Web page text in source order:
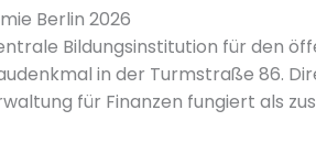
Berlin 2026
Bildungsinstitution für den
in der Turmstraße 86.
für Finanzen fungiert als